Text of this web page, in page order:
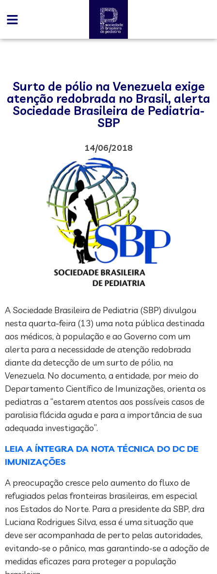
Surto de pólio na Venezuela exige
atenção redobrada no Brasil, alerta
Sociedade Brasileira de Pediatria-
SBP
14/06/2018
A Sociedade Brasileira de Pediatria (SBP) divulgou
nesta quarta-feira (13) uma nota pública destinada
aos médicos, à população e ao Governo com um
alerta para a necessidade de atenção redobrada
diante da detecção de um surto de pólio, na
Venezuela. No documento, a entidade, por meio do
Departamento Científico de Imunizações, orienta os
pediatras a “estarem atentos aos possíveis casos de
paralisia flácida aguda e para a importância de sua
adequada investigação”.
LEIA A ÍNTEGRA DA NOTA TÉCNICA DO DC DE
IMUNIZAÇÕES
A preocupação cresce pelo aumento do fluxo de
refugiados pelas fronteiras brasileiras, em especial
nos Estados do Norte. Para a presidente da SBP, dra
Luciana Rodrigues Silva, essa é uma situação que
deve ser acompanhada de perto pelas autoridades,
evitando-se o pânico, mas garantindo-se a adoção de
medidas eficazes para proteger a população